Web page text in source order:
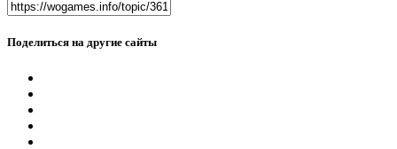
Поделиться на другие сайты